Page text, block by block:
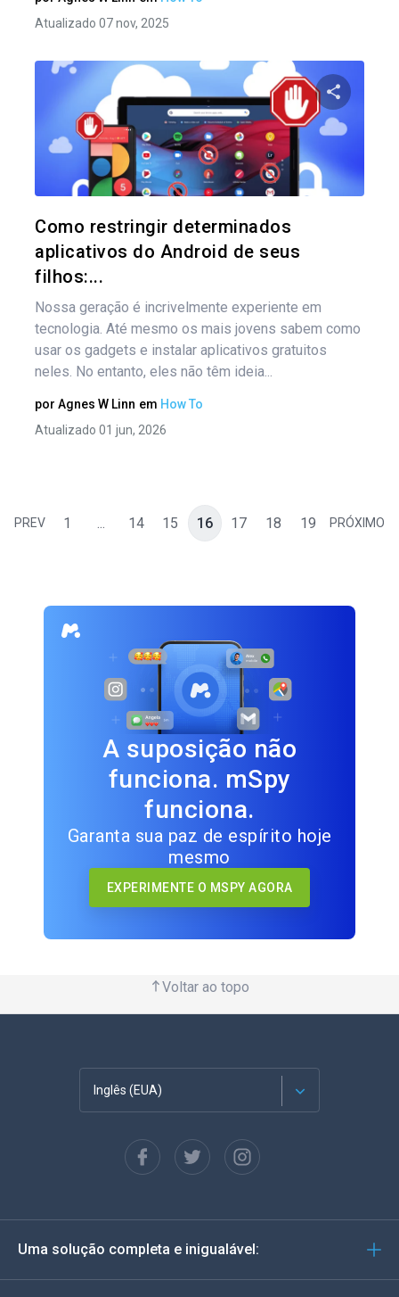
Atualizado 07 nov, 2025
Como restringir determinados
aplicativos do Android de seus
filhos:...
Nossa geração é incrivelmente experiente em
tecnologia. Até mesmo os mais jovens sabem como
usar os gadgets e instalar aplicativos gratuitos
neles. No entanto, eles não têm ideia...
por Agnes W Linn em How To
Atualizado 01 jun, 2026
PREV 1 ... 14 15 16 17 18 19 PRÓXIMO
A suposição não
funciona. mSpy
funciona.
Garanta sua paz de espírito hoje
mesmo
EXPERIMENTE O MSPY AGORA
Voltar ao topo
Inglês (EUA)
Espanhol
Alemão
Uma solução completa e inigualável: